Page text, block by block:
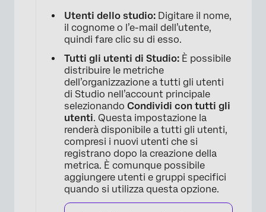
Utenti dello studio: Digitare il nome,
il cognome o l’e-mail dell’utente,
quindi fare clic su di esso.
Tutti gli utenti di Studio: È possibile
distribuire le metriche
dell’organizzazione a tutti gli utenti
di Studio nell’account principale
selezionando Condividi con tutti gli
utenti. Questa impostazione la
renderà disponibile a tutti gli utenti,
compresi i nuovi utenti che si
registrano dopo la creazione della
metrica. È comunque possibile
aggiungere utenti e gruppi specifici
quando si utilizza questa opzione.